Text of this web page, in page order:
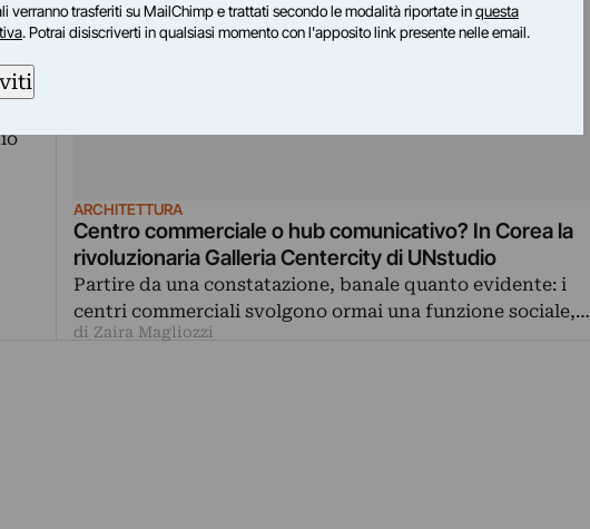
ARCHITETTURA
Centro commerciale o hub comunicativo? In Corea la
rivoluzionaria Galleria Centercity di UNstudio
Partire da una constatazione, banale quanto evidente: i
centri commerciali svolgono ormai una funzione sociale,…
di Zaira Magliozzi
verranno trasferiti su MailChimp e trattati secondo le modalità riportate inquesta
. Potrai disiscriverti in qualsiasi momento con l'apposito link presente nelle email.